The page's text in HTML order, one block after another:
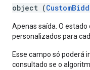
object (
Apenas saída. O
personalizados para
Esse campo só poderá
consultado se o